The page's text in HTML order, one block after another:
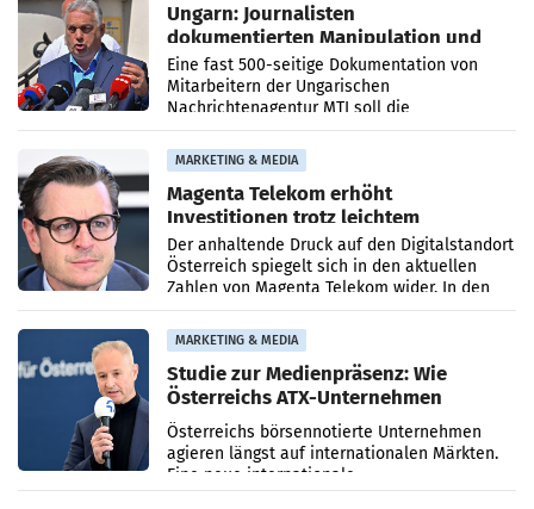
Ungarn: Journalisten
dokumentierten Manipulation und
Zensur
Eine fast 500-seitige Dokumentation von
Mitarbeitern der Ungarischen
Nachrichtenagentur MTI soll die
systematische Nachrichten-Manipulation und
Zensur bei der Agentur während der Zeit
MARKETING & MEDIA
Magenta Telekom erhöht
Investitionen trotz leichtem
Umsatzrückgang
Der anhaltende Druck auf den Digitalstandort
Österreich spiegelt sich in den aktuellen
Zahlen von Magenta Telekom wider. In den
ersten sechs Monaten des laufenden Jahres
verzeichnete
MARKETING & MEDIA
Studie zur Medienpräsenz: Wie
Österreichs ATX-Unternehmen
international wahrgenommen
werden
Österreichs börsennotierte Unternehmen
agieren längst auf internationalen Märkten.
Eine neue internationale
Medienresonanzanalyse untersucht die